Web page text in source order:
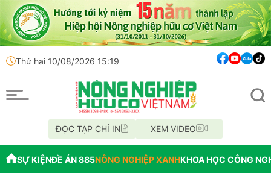
Thứ hai 10/08/2026 15:19
ĐỌC TẠP CHÍ IN XEM VIDEO
SỰ KIỆNĐỀ ÁN 885NÔNG NGHIỆP XANHKHOA HỌC CÔNG